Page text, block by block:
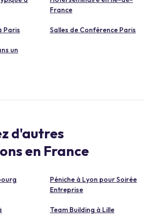
France
Paris Salles de Conférence Paris
un
d'autres
en France
Péniche à Lyon pour Soirée
Entreprise
Team Building à Lille